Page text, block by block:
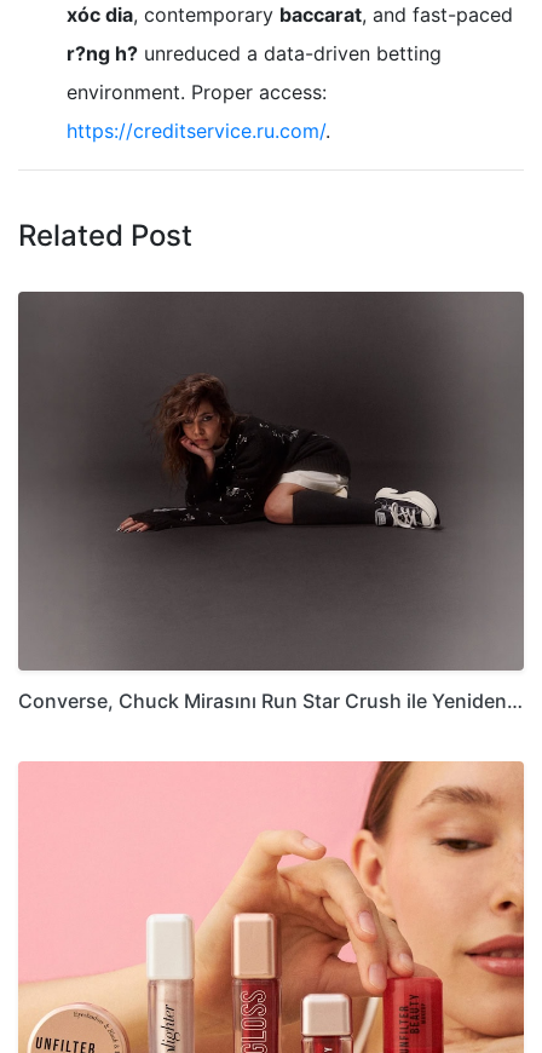
xóc dia, contemporary baccarat, and fast-paced
r?ng h? unreduced a data-driven betting
environment. Proper access:
https://creditservice.ru.com/.
Related Post
Converse, Chuck Mirasını Run Star Crush ile Yeniden…